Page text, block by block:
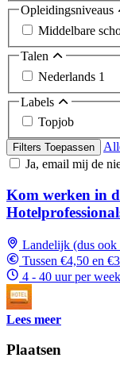
Opleidingsniveaus
Middelbare
Talen
Nederlands 1
Labels
Topjob
Filters Toepassen
Ja, email mij de
Kom werken in
Landelijk (dus
Tussen €4,50 en
4 - 40 uur per week
Lees meer
Plaatsen